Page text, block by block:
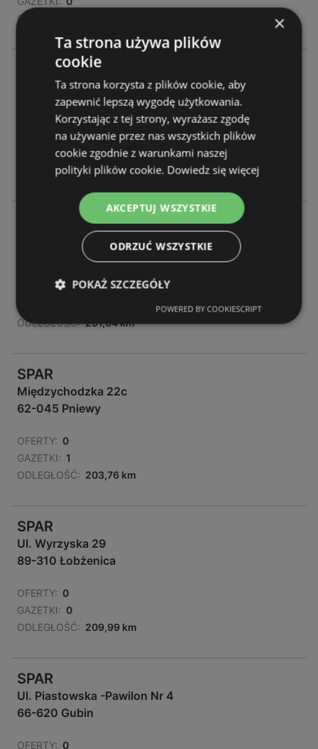
ODLEGŁOŚĆ:
Ul.30 stycznia 58a
65-300 Międzyrzecz
OFERTY: 0
GAZETKI: 0
ODLEGŁOŚĆ: 184,65 km
Myszęcin 8e
66-225 Bukowiec Lubuski
OFERTY: 0
ODLEGŁOŚĆ: 201,64 km
SPAR
Międzychodzka 22c
62-045 Pniewy
OFERTY: 0
GAZETKI: 1
ODLEGŁOŚĆ: 203,76 km
SPAR
Ul. Wyrzyska 29
89-310 Łobżenica
OFERTY: 0
GAZETKI: 0
ODLEGŁOŚĆ: 209,99 km
SPAR
Ul. Piastowska -Pawilon Nr 4
66-620 Gubin
OFERTY: 0
×
Ta strona używa plików
cookie
Ta strona korzysta z plików cookie, aby
zapewnić lepszą wygodę użytkowania.
Korzystając z tej strony, wyrażasz zgodę
na używanie przez nas wszystkich plików
cookie zgodnie z warunkami naszej
polityki plików cookie. Dowiedz się więcej
AKCEPTUJ WSZYSTKIE
ODRZUĆ WSZYSTKIE
POKAŻ SZCZEGÓŁY
POWERED BY COOKIESCRIPT